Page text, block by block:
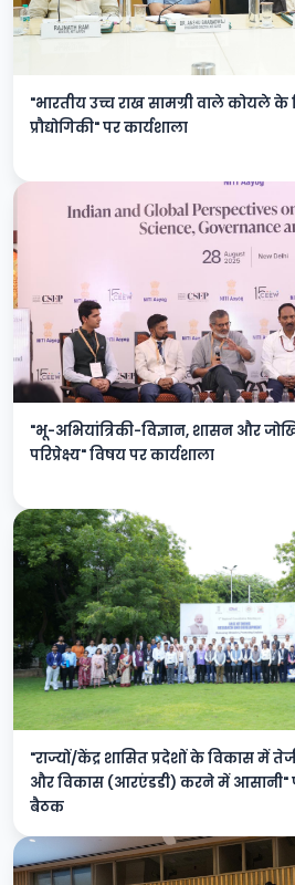
"भारतीय उच्च राख सामग्री वाले कोयले
प्रौद्योगिकी" पर कार्यशाला
"भू-अभियांत्रिकी-विज्ञान, शासन और
परिप्रेक्ष्य" विषय पर कार्यशाला
"राज्यों/केंद्र शासित प्रदेशों के विकास में
और विकास (आरएंडडी) करने में आसानी" पर
बैठक